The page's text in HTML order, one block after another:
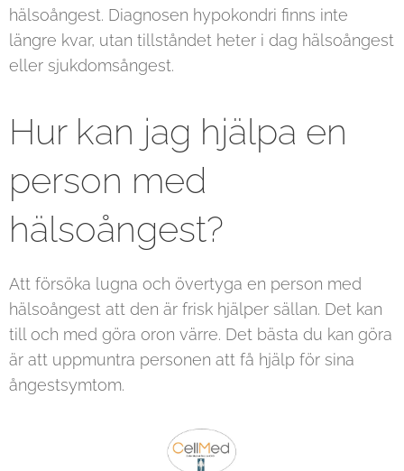
hälsoångest. Diagnosen hypokondri finns inte
längre kvar, utan tillståndet heter i dag hälsoångest
eller sjukdomsångest.
Hur kan jag hjälpa en
person med
hälsoångest?
Att försöka lugna och övertyga en person med
hälsoångest att den är frisk hjälper sällan. Det kan
till och med göra oron värre. Det bästa du kan göra
är att uppmuntra personen att få hjälp för sina
ångestsymtom.